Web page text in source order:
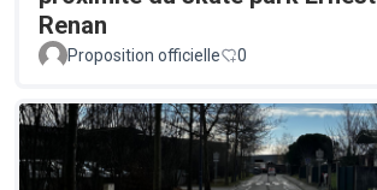
Renan
Proposition officielle 0